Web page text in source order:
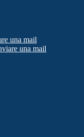
una mail
una mail